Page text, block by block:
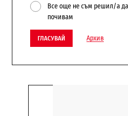
Все още не съм решил/а
почивам
ГЛАСУВАЙ Архив